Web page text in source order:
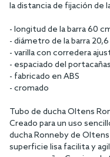
la distancia de fijación de
- longitud de la barra 60
- diámetro de la barra
- varilla con corredera
- espaciado del
- fabricado en ABS
- cromado
Tubo de ducha Oltens
Creado para un uso
ducha Ronneby de
superficie lisa facilita y